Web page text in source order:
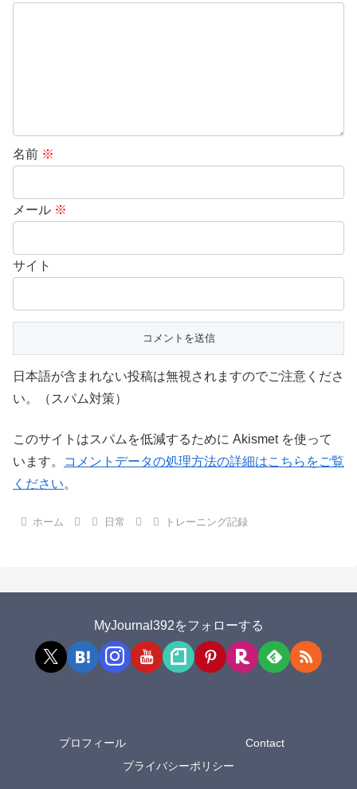
名前 ※
メール ※
サイト
日本語が含まれない投稿は無視されますのでご注意くださ
い。（スパム対策）
このサイトはスパムを低減するために Akismet を使って
います。
コメントデータの処理方法の詳細はこちらをご覧
ください。
ホーム 日常 トレーニング記録
MyJournal392をフォローする
プロフィール
Contact
プライバシーポリシー